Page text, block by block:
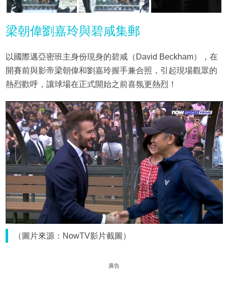
梁朝偉劉嘉玲與碧咸集郵
以國際邁亞密班主身份現身的碧咸（David Beckham），在
開賽前與影帝梁朝偉和劉嘉玲握手兼合照，引起現場觀眾的
熱烈歡呼，讓球場在正式開始之前喜氛更熱烈！
（圖片來源：NowTV影片截圖）
廣告